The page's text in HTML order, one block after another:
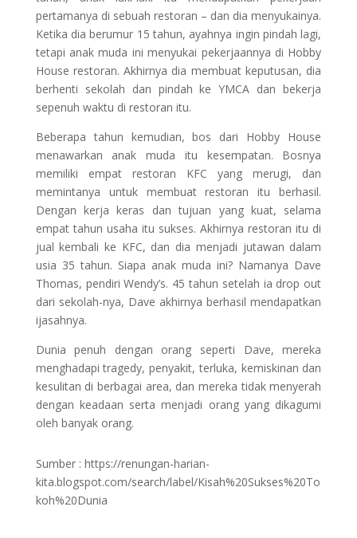
pertamanya di sebuah restoran – dan dia menyukainya.
Ketika dia berumur 15 tahun, ayahnya ingin pindah lagi,
tetapi anak muda ini menyukai pekerjaannya di Hobby
House restoran. Akhirnya dia membuat keputusan, dia
berhenti sekolah dan pindah ke YMCA dan bekerja
sepenuh waktu di restoran itu.
Beberapa tahun kemudian, bos dari Hobby House
menawarkan anak muda itu kesempatan. Bosnya
memiliki empat restoran KFC yang merugi, dan
memintanya untuk membuat restoran itu berhasil.
Dengan kerja keras dan tujuan yang kuat, selama
empat tahun usaha itu sukses. Akhirnya restoran itu di
jual kembali ke KFC, dan dia menjadi jutawan dalam
usia 35 tahun. Siapa anak muda ini? Namanya Dave
Thomas, pendiri Wendy’s. 45 tahun setelah ia drop out
dari sekolah-nya, Dave akhirnya berhasil mendapatkan
ijasahnya.
Dunia penuh dengan orang seperti Dave, mereka
menghadapi tragedy, penyakit, terluka, kemiskinan dan
kesulitan di berbagai area, dan mereka tidak menyerah
dengan keadaan serta menjadi orang yang dikagumi
oleh banyak orang.
Sumber : https://renungan-harian-
kita.blogspot.com/search/label/Kisah%20Sukses%20To
koh%20Dunia